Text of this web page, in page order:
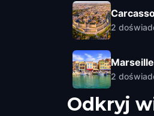
2
Marseille
2
Odkryj